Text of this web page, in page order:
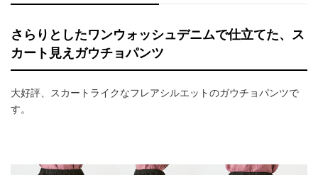
さらりとしたワンウォッシュデニムで仕立てた、ス
カート見えガウチョパンツ
大好評、スカートライクなフレアシルエットのガウチョパンツで
す。